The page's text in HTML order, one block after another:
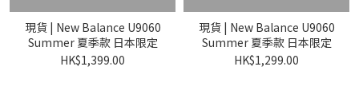
現貨 | New Balance U9060
Summer 夏季款 日本限定
HK$1,399.00
現貨 | New Balance U9060
Summer 夏季款 日本限定
HK$1,299.00